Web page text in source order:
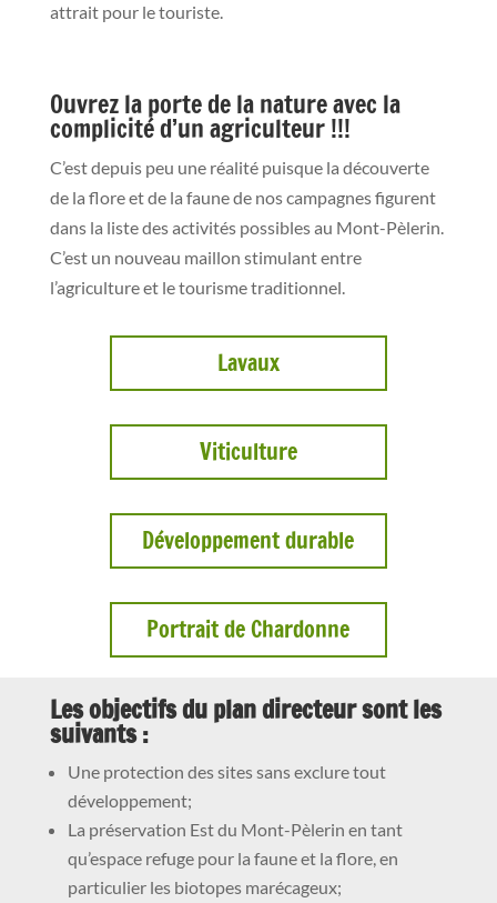
attrait pour le touriste.
Ouvrez la porte de la nature avec la
complicité d’un agriculteur !!!
C’est depuis peu une réalité puisque la découverte
de la flore et de la faune de nos campagnes figurent
dans la liste des activités possibles au Mont-Pèlerin.
C’est un nouveau maillon stimulant entre
l’agriculture et le tourisme traditionnel.
Lavaux
Viticulture
Développement durable
Portrait de Chardonne
Les objectifs du plan directeur sont les
suivants :
Une protection des sites sans exclure tout
développement;
La préservation Est du Mont-Pèlerin en tant
qu’espace refuge pour la faune et la flore, en
particulier les biotopes marécageux;